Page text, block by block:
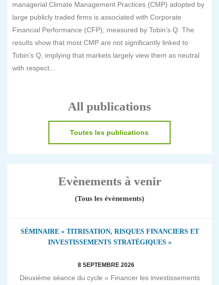
managerial Climate Management Practices (CMP) adopted by
large publicly traded firms is associated with Corporate
Financial Performance (CFP), measured by Tobin’s Q. The
results show that most CMP are not significantly linked to
Tobin’s Q, implying that markets largely view them as neutral
with respect...
All publications
Toutes les publications
Evènements à venir
(Tous les évènements)
SÉMINAIRE « TITRISATION, RISQUES FINANCIERS ET
INVESTISSEMENTS STRATÉGIQUES »
8 SEPTEMBRE 2026
Deuxième séance du cycle « Financer les investissements